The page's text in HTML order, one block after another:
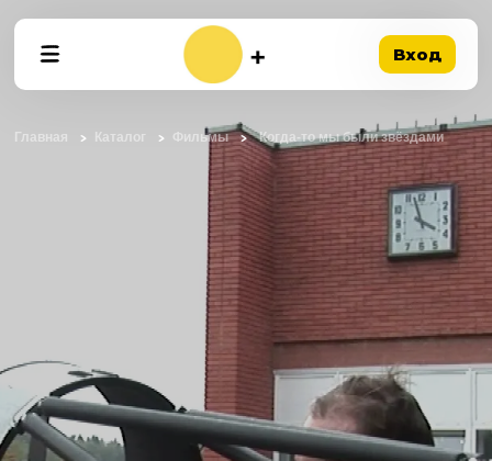
Вход
Главная Каталог Фильмы Когда-то мы были звёздами